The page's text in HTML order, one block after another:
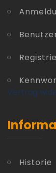
Vertrag
Historie